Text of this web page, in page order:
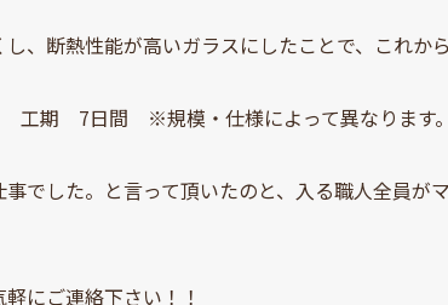
、断熱性能が高いガラスにしたことで、これか
期 7日間 ※規模・仕様によって異なります。
でした。と言って頂いたのと、入る職人全員
にご連絡下さい！！